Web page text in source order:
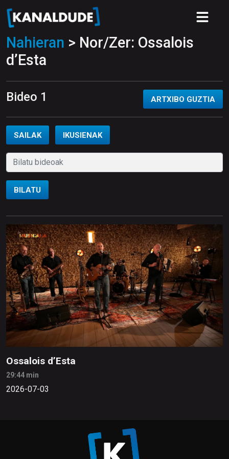
Nahieran > Nor/Zer: Ossalois
d’Esta
Bideo 1 ARTXIBO GUZTIA
SAILAK IKUSIENAK
BILATU
Ossalois d’Esta
29:44 min
2026-07-03